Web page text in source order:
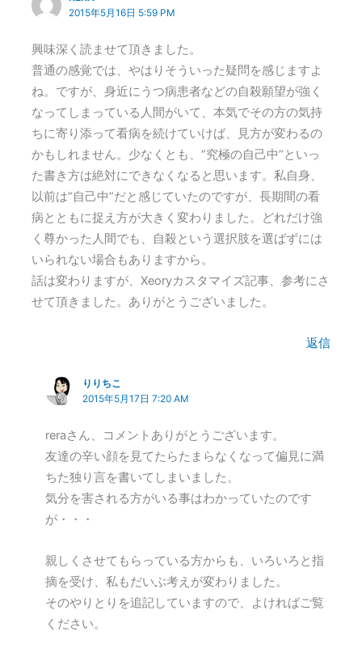
2015年5月16日 5:59 PM
興味深く読ませて頂きました。
普通の感覚では、やはりそういった疑問を感じますよ
ね。ですが、身近にうつ病患者などの自殺願望が強く
なってしまっている人間がいて、本気でその方の気持
ちに寄り添って看病を続けていけば、見方が変わるの
かもしれません。少なくとも、”究極の自己中”といっ
た書き方は絶対にできなくなると思います。私自身、
以前は”自己中”だと感じていたのですが、長期間の看
病とともに捉え方が大きく変わりました。どれだけ強
く尊かった人間でも、自殺という選択肢を選ばずには
いられない場合もありますから。
話は変わりますが、Xeoryカスタマイズ記事、参考にさ
せて頂きました。ありがとうございました。
返信
りりちこ
2015年5月17日 7:20 AM
reraさん、コメントありがとうございます。
友達の辛い顔を見てたらたまらなくなって偏見に満
ちた独り言を書いてしまいました。
気分を害される方がいる事はわかっていたのです
が・・・
親しくさせてもらっている方からも、いろいろと指
摘を受け、私もだいぶ考えが変わりました。
そのやりとりを追記していますので、よければご覧
ください。